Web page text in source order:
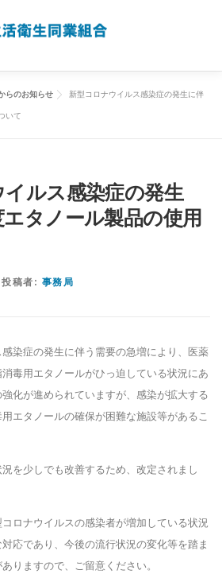
いて 組合の主な事業
らのお知らせ
新型コロナウイルス感染症の発生に伴
いて
ルス感染症の発生
タノール製品の使用
投稿者: 事務局
染症の発生に伴う需要の急増により、医薬
毒用エタノールがひっ迫している状況にあ
化が進められていますが、感染が拡大する
エタノールの確保が困難な施設等があるこ
を少しでも改善するため、改定されまし
ロナウイルスの感染者が増加している状況
応であり、今後の流行状況の変化等を踏ま
りますので、ご留意ください。